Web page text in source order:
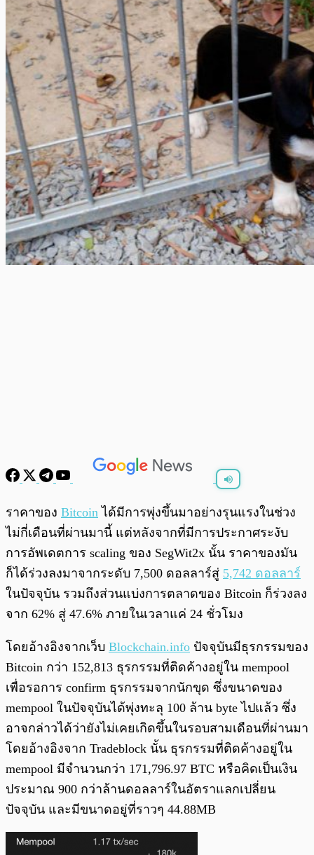
/ 0:00
ราคาของ Bitcoin ได้มีการพุ่งขึ้นมาอย่างรุนแรงในช่วง
ไม่กี่เดือนที่ผ่านมานี้ แต่หลังจากที่มีการประกาศระงับ
การอัพเดตการ scaling ของ SegWit2x นั้น ราคาของมัน
ก็ได้ร่วงลงมาจากระดับ 7,500 ดอลลาร์สู่ 5,742 ดอลลาร์
ในปัจจุบัน รวมถึงส่วนแบ่งการตลาดของ Bitcoin ก็ร่วงลง
จาก 62% สู่ 47.6% ภายในเวลาแค่ 24 ชั่วโมง
โดยอ้างอิงจากเว็บ Blockchain.info ปัจจุบันมีธุรกรรมของ
Bitcoin กว่า 152,813 ธุรกรรมที่ติดค้างอยู่ใน mempool
เพื่อรอการ confirm ธุรกรรมจากนักขุด ซึ่งขนาดของ
mempool ในปัจจุบันได้พุ่งทะลุ 100 ล้าน byte ไปแล้ว ซึ่ง
อาจกล่าวได้ว่ายังไม่เคยเกิดขึ้นในรอบสามเดือนที่ผ่านมา
โดยอ้างอิงจาก Tradeblock นั้น ธุรกรรมที่ติดค้างอยู่ใน
mempool มีจำนวนกว่า 171,796.97 BTC หรือคิดเป็นเงิน
ประมาณ 900 กว่าล้านดอลลาร์ในอัตราแลกเปลี่ยน
ปัจจุบัน และมีขนาดอยู่ที่ราวๆ 44.88MB